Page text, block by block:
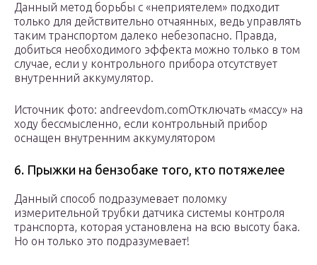
Данный метод борьбы с «неприятелем» подходит
только для действительно отчаянных, ведь управлять
таким транспортом далеко небезопасно. Правда,
добиться необходимого эффекта можно только в том
случае, если у контрольного прибора отсутствует
внутренний аккумулятор.
Источник фото: andreevdom.comОтключать «массу» на
ходу бессмысленно, если контрольный прибор
оснащен внутренним аккумулятором
6. Прыжки на бензобаке того, кто потяжелее
Данный способ подразумевает поломку
измерительной трубки датчика системы контроля
транспорта, которая установлена на всю высоту бака.
Но он только это подразумевает!